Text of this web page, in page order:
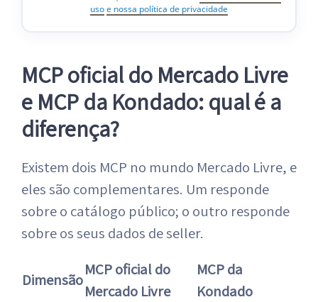
uso e nossa política de privacidade
MCP oficial do Mercado Livre
e MCP da Kondado: qual é a
diferença?
Existem dois MCP no mundo Mercado Livre, e
eles são complementares. Um responde
sobre o catálogo público; o outro responde
sobre os seus dados de seller.
Dimensão
MCP oficial do
Mercado Livre
MCP da
Kondado